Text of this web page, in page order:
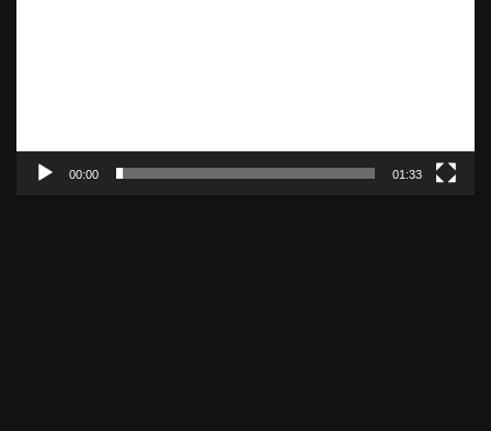
00:00 01:33